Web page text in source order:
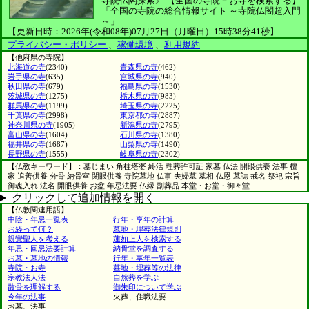
「全国の寺院の総合情報サイト ～寺院仏閣超入門
～」
【更新日時：2026年(令和08年)07月27日（月曜日）15時38分41秒】
プライバシー・ポリシー 、 稼働環境 、 利用規約
【他府県の寺院】
北海道の寺(2340) 青森県の寺(462)
岩手県の寺(635) 宮城県の寺(940)
秋田県の寺(679) 福島県の寺(1530)
茨城県の寺(1275) 栃木県の寺(983)
群馬県の寺(1199) 埼玉県の寺(2225)
千葉県の寺(2998) 東京都の寺(2887)
神奈川県の寺(1905) 新潟県の寺(2795)
富山県の寺(1604) 石川県の寺(1380)
福井県の寺(1687) 山梨県の寺(1490)
長野県の寺(1555) 岐阜県の寺(2302)
【仏教キーワード】：墓じまい 角柱塔婆 終活 埋葬許可証 家墓 仏法 開眼供養 法事 檀
家 追善供養 分骨 納骨室 閉眼供養 寺院墓地 仏事 夫婦墓 墓相 仏恩 墓誌 戒名 祭祀 宗旨
御魂入れ 法名 開眼供養 お盆 年忌法要 仏縁 副葬品 本堂・お堂・御々堂
クリックして追加情報を開く
【仏教関連用語】
中陰・年忌一覧表
行年・享年の計算
お経って何？
墓地・埋葬法律規則
親鸞聖人を考える
蓮如上人を検索する
年忌・回忌法要計算
納骨堂を調査する
お墓・墓地の情報
行年・享年一覧表
寺院・お寺
墓地・埋葬等の法律
宗教法人法
自然葬を学ぶ
散骨を理解する
御朱印について学ぶ
今年の法事
火葬、住職法要
お墓、法事